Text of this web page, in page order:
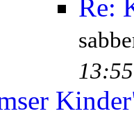
Re:
13:55